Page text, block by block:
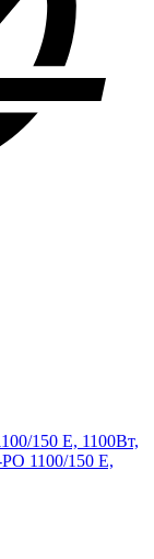
150 E, 1100Вт,
1100/150 E,